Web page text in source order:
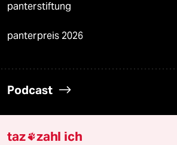
panterstiftung
panterpreis 2026
Podcast
taz zahl ich